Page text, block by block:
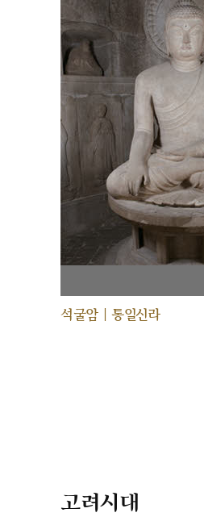
석굴암 | 통일신라
고려시대